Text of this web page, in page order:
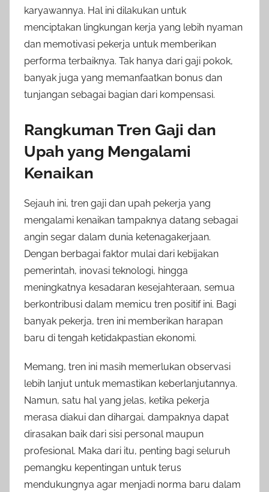
karyawannya. Hal ini dilakukan untuk
menciptakan lingkungan kerja yang lebih nyaman
dan memotivasi pekerja untuk memberikan
performa terbaiknya. Tak hanya dari gaji pokok,
banyak juga yang memanfaatkan bonus dan
tunjangan sebagai bagian dari kompensasi.
Rangkuman Tren Gaji dan
Upah yang Mengalami
Kenaikan
Sejauh ini, tren gaji dan upah pekerja yang
mengalami kenaikan tampaknya datang sebagai
angin segar dalam dunia ketenagakerjaan.
Dengan berbagai faktor mulai dari kebijakan
pemerintah, inovasi teknologi, hingga
meningkatnya kesadaran kesejahteraan, semua
berkontribusi dalam memicu tren positif ini. Bagi
banyak pekerja, tren ini memberikan harapan
baru di tengah ketidakpastian ekonomi.
Memang, tren ini masih memerlukan observasi
lebih lanjut untuk memastikan keberlanjutannya.
Namun, satu hal yang jelas, ketika pekerja
merasa diakui dan dihargai, dampaknya dapat
dirasakan baik dari sisi personal maupun
profesional. Maka dari itu, penting bagi seluruh
pemangku kepentingan untuk terus
mendukungnya agar menjadi norma baru dalam